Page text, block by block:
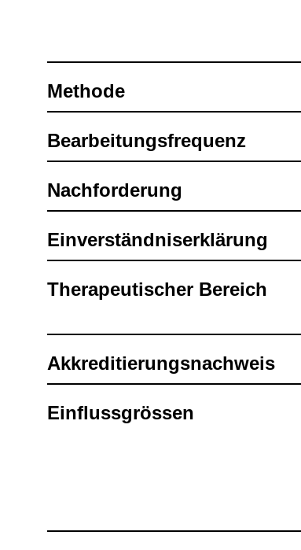
Methode
Bear­bei­tungs­fre­quenz
Nach­for­de­rung
Ein­ver­ständ­nis­er­klä­rung
The­ra­peu­ti­scher Bereich
Akkre­di­tie­rungs­nach­weis
Ein­fluss­grös­sen